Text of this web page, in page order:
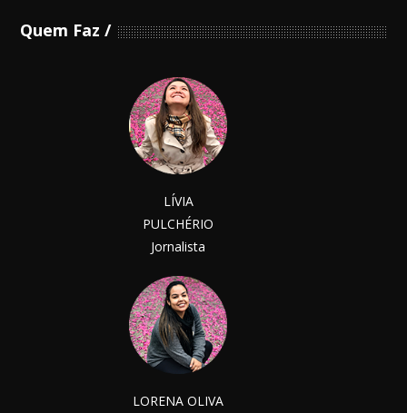
Quem Faz
LÍVIA
PULCHÉRIO
Jornalista
LORENA OLIVA